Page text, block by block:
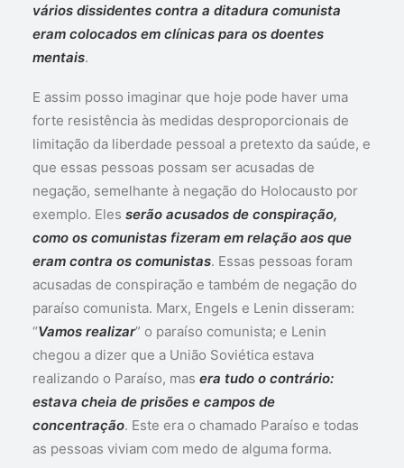
vários dissidentes contra a ditadura comunista
eram colocados em clínicas para os doentes
mentais.
E assim posso imaginar que hoje pode haver uma
forte resistência às medidas desproporcionais de
limitação da liberdade pessoal a pretexto da saúde, e
que essas pessoas possam ser acusadas de
negação, semelhante à negação do Holocausto por
exemplo. Eles serão acusados de conspiração,
como os comunistas fizeram em relação aos que
eram contra os comunistas. Essas pessoas foram
acusadas de conspiração e também de negação do
paraíso comunista. Marx, Engels e Lenin disseram:
“Vamos realizar” o paraíso comunista; e Lenin
chegou a dizer que a União Soviética estava
realizando o Paraíso, mas era tudo o contrário:
estava cheia de prisões e campos de
concentração. Este era o chamado Paraíso e todas
as pessoas viviam com medo de alguma forma.